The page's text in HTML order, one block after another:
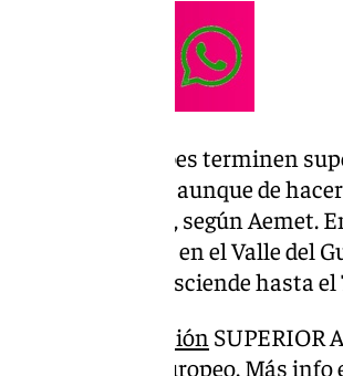
que las nubes terminen
de la provincia, aunque de
con calima, según Aemet.
un 45%, aunque en el Valle del
o Pizarra, esta asciende hasta el
#precipitación SUPERIOR
del Centro Europeo. Más